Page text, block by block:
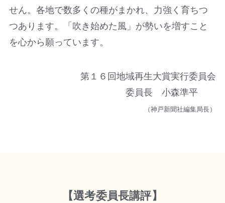
せん。各地で数多くの種がまかれ、力強く育ちつ
つあります。「吹き始めた風」が勢いを増すこと
を心から願っています。
第１６回地域再生大賞実行委員会
委員長 小森準平
（神戸新聞社編集局長）
【選考委員長講評】